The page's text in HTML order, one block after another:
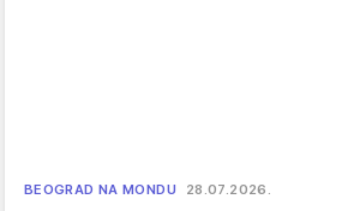
BEOGRAD NA MONDU 28.07.2026.